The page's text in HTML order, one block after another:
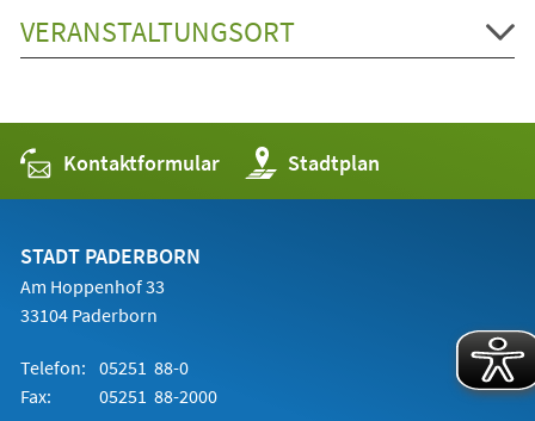
VERANSTALTUNGSORT
Kontaktformular Stadtplan
(Öffnet
in
einem
STADT PADERBORN
Am Hoppenhof 33
33104 Paderborn
Telefon: 05251 88-0
Fax:
05251 88-2000